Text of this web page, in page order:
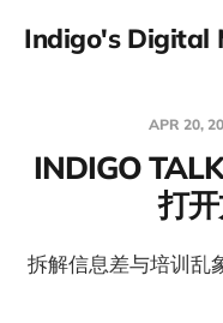
Indigo's Digital
APR 20,
INDIGO
打
拆解信息差与培训乱